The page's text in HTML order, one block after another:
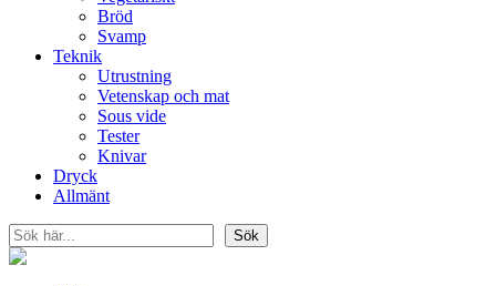
Bröd
Svamp
Teknik
Utrustning
Vetenskap och mat
Sous vide
Tester
Knivar
Dryck
Allmänt
Sök
Sök